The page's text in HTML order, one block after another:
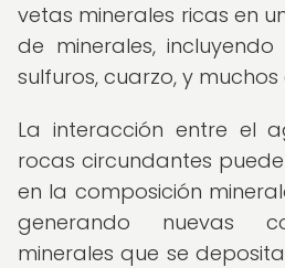
vetas minerales ricas en
de minerales,
sulfuros, cuarzo, y muchos
La interacción entre el
rocas circundantes
en la composición
generando nuevas
minerales que se